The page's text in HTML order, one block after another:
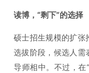
读博，“剩下”的选择
硕士招生规模的扩张
选拔阶段，候选人需
导师相中。不过，在